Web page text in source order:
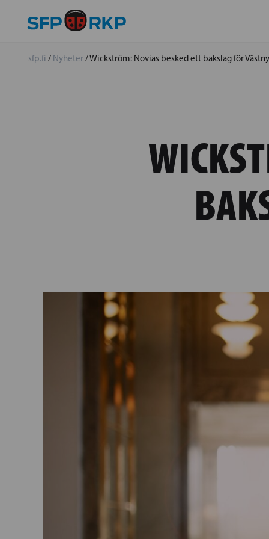
sfp.fi / Nyheter/Wickström: Novias besked ett bakslag för